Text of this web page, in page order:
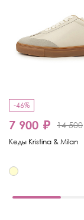
-46%
7 900 ₽ 14 500
Кеды Kristina & Milan